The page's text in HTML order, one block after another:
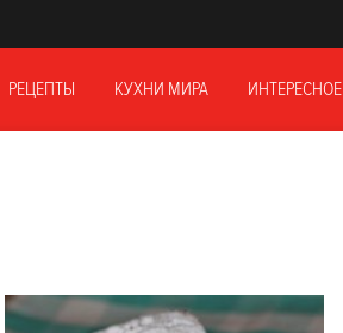
РЕЦЕПТЫ КУХНИ МИРА ИНТЕРЕСНОЕ